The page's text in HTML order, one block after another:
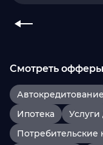
Смотреть
Автокредитование
Ипотека
Услуги
Потребительские